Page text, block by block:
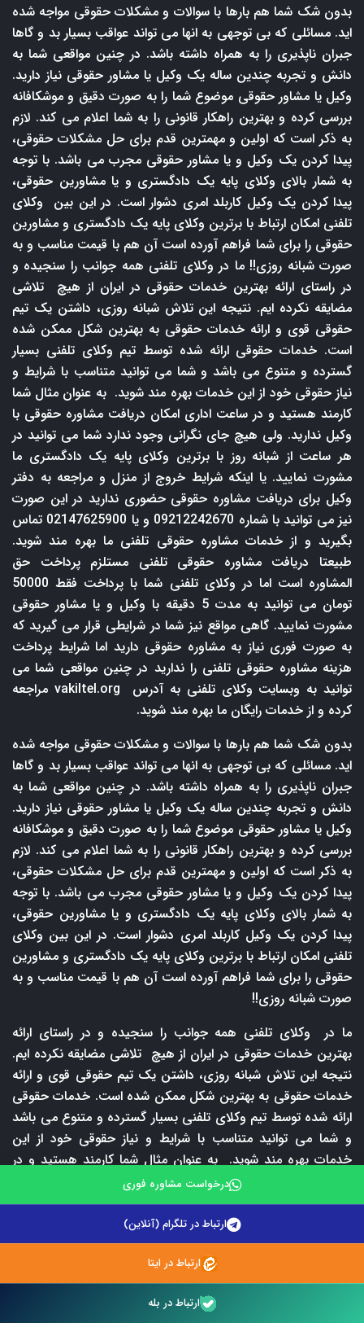
بدون شک شما هم بارها با سوالات و مشکلات حقوقی مواجه شده
اید. مسائلی که بی توجهی به انها می تواند عواقب بسیار بد و گاها
جبران ناپذیری را به همراه داشته باشد. در چنین مواقعی شما به
دانش و تجربه چندین ساله یک وکیل یا مشاور حقوقی نیاز دارید.
وکیل یا مشاور حقوقی موضوع شما را به صورت دقیق و موشکافانه
بررسی کرده و بهترین راهکار قانونی را به شما اعلام می کند. لازم
به ذکر است که اولین و مهمترین قدم برای حل مشکلات حقوقی،
پیدا کردن یک وکیل و یا مشاور حقوقی مجرب می باشد. با توجه
به شمار بالای وکلای پایه یک دادگستری و یا مشاورین حقوقی،
پیدا کردن یک وکیل کاربلد امری دشوار است. در این بین وکلای
تلفنی امکان ارتباط با برترین وکلای پایه یک دادگستری و مشاورین
حقوقی را برای شما فراهم آورده است آن هم با قیمت مناسب و به
صورت شبانه روزی!! ما در وکلای تلفنی همه جوانب را سنجیده و
در راستای ارائه بهترین خدمات حقوقی در ایران از هیچ تلاشی
مضایقه نکرده ایم. نتیجه این تلاش شبانه روزی، داشتن یک تیم
حقوقی قوی و ارائه خدمات حقوقی به بهترین شکل ممکن شده
است. خدمات حقوقی ارائه شده توسط تیم وکلای تلفنی بسیار
گسترده و متنوع می باشد و شما می توانید متناسب با شرایط و
نیاز حقوقی خود از این خدمات بهره مند شوید. به عنوان مثال شما
کارمند هستید و در ساعت اداری امکان دریافت مشاوره حقوقی با
وکیل ندارید. ولی هیچ جای نگرانی وجود ندارد شما می توانید در
هر ساعت از شبانه روز با برترین وکلای پایه یک دادگستری ما
مشورت نمایید. یا اینکه شرایط خروج از منزل و مراجعه به دفتر
وکیل برای دریافت مشاوره حقوقی حضوری ندارید در این صورت
نیز می توانید با شماره 09212242670 و یا 02147625900 تماس
بگیرید و از خدمات مشاوره حقوقی تلفنی ما بهره مند شوید.
طبیعتا دریافت مشاوره حقوقی تلفنی مستلزم پرداخت حق
المشاوره است اما در وکلای تلفنی شما با پرداخت فقط 50000
تومان می توانید به مدت 5 دقیقه با وکیل و یا مشاور حقوقی
مشورت نمایید. گاهی مواقع نیز شما در شرایطی قرار می گیرید که
به صورت فوری نیاز به مشاوره حقوقی دارید اما شرایط پرداخت
هزینه مشاوره حقوقی تلفنی را ندارید در چنین مواقعی شما می
توانید به وبسایت وکلای تلفنی به آدرس
vakiltel.org مراجعه
کرده و از خدمات رایگان ما بهره مند شوید.
بدون شک شما هم بارها با سوالات و مشکلات حقوقی مواجه شده
اید. مسائلی که بی توجهی به انها می تواند عواقب بسیار بد و گاها
جبران ناپذیری را به همراه داشته باشد. در چنین مواقعی شما به
دانش و تجربه چندین ساله یک وکیل یا مشاور حقوقی نیاز دارید.
وکیل یا مشاور حقوقی موضوع شما را به صورت دقیق و موشکافانه
بررسی کرده و بهترین راهکار قانونی را به شما اعلام می کند. لازم
به ذکر است که اولین و مهمترین قدم برای حل مشکلات حقوقی،
پیدا کردن یک وکیل و یا مشاور حقوقی مجرب می باشد. با توجه
به شمار بالای وکلای پایه یک دادگستری و یا مشاورین حقوقی،
پیدا کردن یک وکیل کاربلد امری دشوار است. در این بین وکلای
تلفنی امکان ارتباط با برترین وکلای پایه یک دادگستری و مشاورین
حقوقی را برای شما فراهم آورده است آن هم با قیمت مناسب و به
صورت شبانه روزی!!
ما در وکلای تلفنی همه جوانب را سنجیده و در راستای ارائه
بهترین خدمات حقوقی در ایران از هیچ تلاشی مضایقه نکرده ایم.
نتیجه این تلاش شبانه روزی، داشتن یک تیم حقوقی قوی و ارائه
خدمات حقوقی به بهترین شکل ممکن شده است. خدمات حقوقی
ارائه شده توسط تیم وکلای تلفنی بسیار گسترده و متنوع می باشد
و شما می توانید متناسب با شرایط و نیاز حقوقی خود از این
خدمات بهره مند شوید. به عنوان مثال شما کارمند هستید و در
ساعت اداری امکان دریافت مشاوره حقوقی با وکیل ندارید. ولی
هیچ جای نگرانی وجود ندارد شما می توانید در هر ساعت از شبانه
روز با برترین وکلای پایه یک دادگستری ما مشورت نمایید. یا اینکه
شرایط خروج از منزل و مراجعه به دفتر وکیل برای دریافت مشاوره
حقوقی حضوری ندارید در این صورت نیز می توانید با شماره
09212242670 و یا 02147625900 تماس بگیرید و از خدمات
مشاوره حقوقی تلفنی ما بهره مند شوید. طبیعتا دریافت مشاوره
درخواست مشاوره فوری
ارتباط در تلگرام (آنلاین)
ارتباط در ایتا
ارتباط در بله